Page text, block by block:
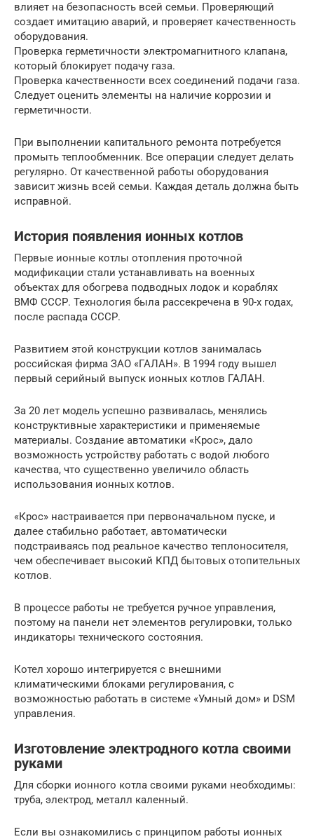
влияет на безопасность всей семьи. Проверяющий
создает имитацию аварий, и проверяет качественность
оборудования.
Проверка герметичности электромагнитного клапана,
который блокирует подачу газа.
Проверка качественности всех соединений подачи газа.
Следует оценить элементы на наличие коррозии и
герметичности.
При выполнении капитального ремонта потребуется
промыть теплообменник. Все операции следует делать
регулярно. От качественной работы оборудования
зависит жизнь всей семьи. Каждая деталь должна быть
исправной.
История появления ионных котлов
Первые ионные котлы отопления проточной
модификации стали устанавливать на военных
объектах для обогрева подводных лодок и кораблях
ВМФ СССР. Технология была рассекречена в 90-х годах,
после распада СССР.
Развитием этой конструкции котлов занималась
российская фирма ЗАО «ГАЛАН». В 1994 году вышел
первый серийный выпуск ионных котлов ГАЛАН.
За 20 лет модель успешно развивалась, менялись
конструктивные характеристики и применяемые
материалы. Создание автоматики «Крос», дало
возможность устройству работать с водой любого
качества, что существенно увеличило область
использования ионных котлов.
«Крос» настраивается при первоначальном пуске, и
далее стабильно работает, автоматически
подстраиваясь под реальное качество теплоносителя,
чем обеспечивает высокий КПД бытовых отопительных
котлов.
В процессе работы не требуется ручное управления,
поэтому на панели нет элементов регулировки, только
индикаторы технического состояния.
Котел хорошо интегрируется с внешними
климатическими блоками регулирования, с
возможностью работать в системе «Умный дом» и DSM
управления.
Изготовление электродного котла своими
руками
Для сборки ионного котла своими руками необходимы:
труба, электрод, металл каленный.
Если вы ознакомились с принципом работы ионных